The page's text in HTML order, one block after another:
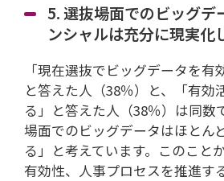
5. 選抜場面でのビッグデ
ンシャルは充分に現実化
「現在選抜でビッグデータを有
と答えた人（38％）と、「有効
る」と答えた人（38％）は同数
場面でのビッグデータはほとん
る」と考えています。このこと
有効性、人事プロセスを推進す